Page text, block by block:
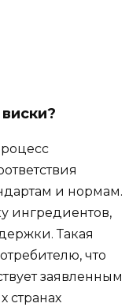
и нормам.
ингредиентов,
Такая
что
заявленным
странах